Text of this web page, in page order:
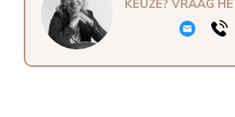
KEUZE? VRAAG